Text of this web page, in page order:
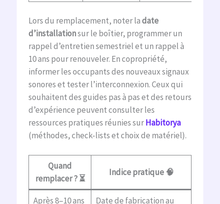
Lors du remplacement, noter ladate
d’installationsur le boîtier, programmer un
rappel d’entretien semestriel et un rappel à
10 ans pour renouveler. En copropriété,
informer les occupants des nouveaux signaux
sonores et tester l’interconnexion. Ceux qui
souhaitent des guides pas à pas et des retours
d’expérience peuvent consulter les
ressources pratiques réunies surHabitorya
(méthodes, check-lists et choix de matériel).
Quand
remplacer ? ⏳
Indice pratique 🧠
Après 8–10 ans
Date de fabrication au